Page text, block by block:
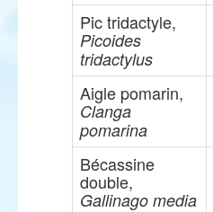
Pic tridactyle,
Picoides
tridactylus
Aigle pomarin,
Clanga
pomarina
Bécassine
double,
Gallinago media